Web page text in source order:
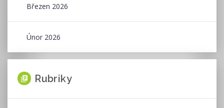
Březen 2026
Únor 2026
Rubriky